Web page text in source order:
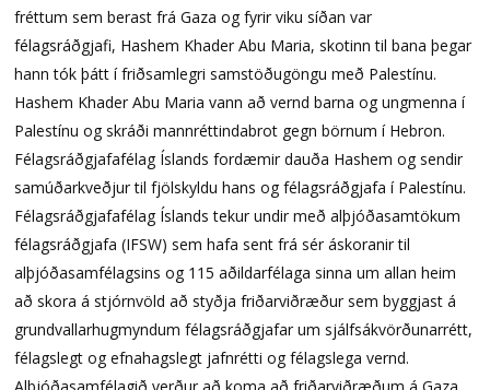
fréttum sem berast frá Gaza og fyrir viku síðan var
félagsráðgjafi, Hashem Khader Abu Maria, skotinn til bana þegar
hann tók þátt í friðsamlegri samstöðugöngu með Palestínu.
Hashem Khader Abu Maria vann að vernd barna og ungmenna í
Palestínu og skráði mannréttindabrot gegn börnum í Hebron.
Félagsráðgjafafélag Íslands fordæmir dauða Hashem og sendir
samúðarkveðjur til fjölskyldu hans og félagsráðgjafa í Palestínu.
Félagsráðgjafafélag Íslands tekur undir með alþjóðasamtökum
félagsráðgjafa (IFSW) sem hafa sent frá sér áskoranir til
alþjóðasamfélagsins og 115 aðildarfélaga sinna um allan heim
að skora á stjórnvöld að styðja friðarviðræður sem byggjast á
grundvallarhugmyndum félagsráðgjafar um sjálfsákvörðunarrétt,
félagslegt og efnahagslegt jafnrétti og félagslega vernd.